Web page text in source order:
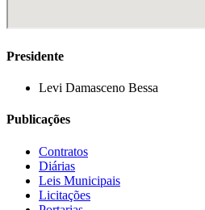
Presidente
Levi Damasceno Bessa
Publicações
Contratos
Diárias
Leis Municipais
Licitações